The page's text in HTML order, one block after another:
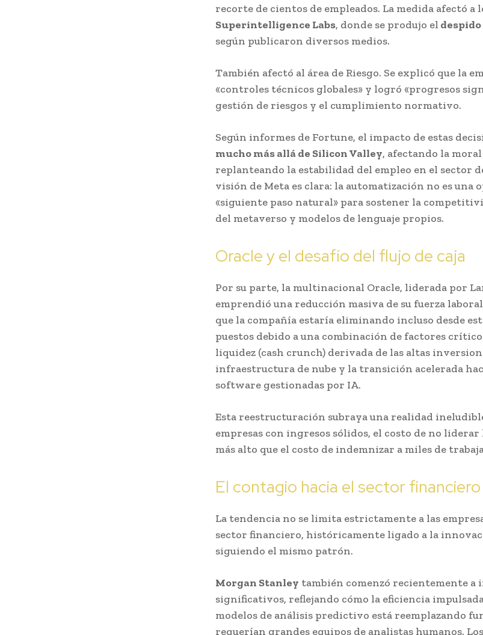
recorte de cientos de empleados. La medida afectó a
Superintelligence Labs, donde se produjo el
según publicaron diversos medios.
También afectó al área de Riesgo. Se explicó que la
«controles técnicos globales» y logró «progresos
gestión de riesgos y el cumplimiento normativo.
Según informes de Fortune, el impacto de estas
mucho más allá de Silicon Valley, afectando la
replanteando la estabilidad del empleo en el sector
visión de Meta es clara: la automatización no es una
«siguiente paso natural» para sostener la
del metaverso y modelos de lenguaje propios.
Oracle y el desafío del flujo de caja
Por su parte, la multinacional Oracle, liderada por
emprendió una reducción masiva de su fuerza
que la compañía estaría eliminando incluso desde
puestos debido a una combinación de factores
liquidez (cash crunch) derivada de las altas
infraestructura de nube y la transición acelerada
software gestionadas por IA.
Esta reestructuración subraya una realidad
empresas con ingresos sólidos, el costo de no liderar
más alto que el costo de indemnizar a miles de
El contagio hacia el sector financiero
La tendencia no se limita estrictamente a las
sector financiero, históricamente ligado a la
siguiendo el mismo patrón.
Morgan Stanley también comenzó recientemente
significativos, reflejando cómo la eficiencia
modelos de análisis predictivo está reemplazando
requerían grandes equipos de analistas humanos.